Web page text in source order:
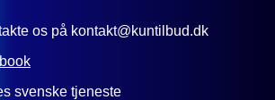
os på kontakt@kuntilbud.dk
svenske tjeneste